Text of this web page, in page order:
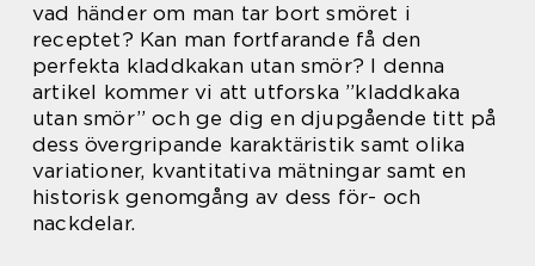
vad händer om man tar bort smöret i
receptet? Kan man fortfarande få den
perfekta kladdkakan utan smör? I denna
artikel kommer vi att utforska ”kladdkaka
utan smör” och ge dig en djupgående titt på
dess övergripande karaktäristik samt olika
variationer, kvantitativa mätningar samt en
historisk genomgång av dess för- och
nackdelar.